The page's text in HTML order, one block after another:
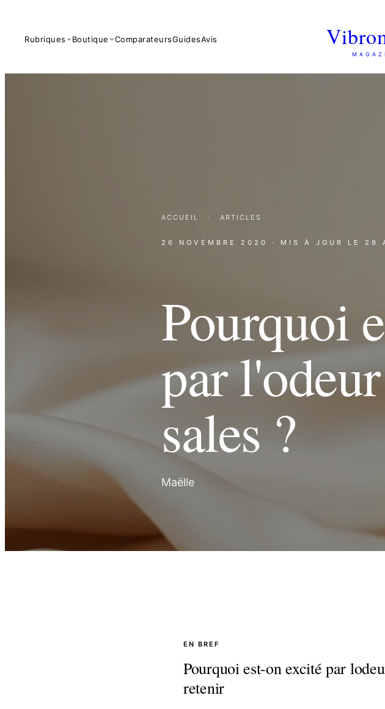
Rubriques Boutique ComparateursGuidesAvis
ACCUEIL · ARTICLES
26 NOVEMBRE 2020 · MIS À JOUR LE 29
Pourquoi
par
sales ?
Maëlle
EN BREF
Pourquoi est-on excité par
retenir